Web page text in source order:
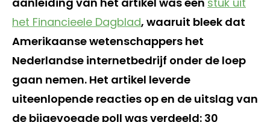
het Financieele Dagblad, waaruit bleek dat
Amerikaanse wetenschappers het
Nederlandse internetbedrijf onder de loep
gaan nemen. Het artikel leverde
uiteenlopende reacties op en de uitslag van
de bijgevoegde poll was verdeeld: 30